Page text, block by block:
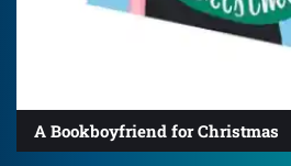
A Bookboyfriend for Christmas